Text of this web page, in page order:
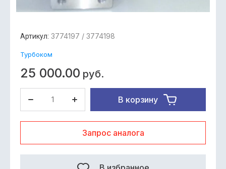
Артикул: 3774197 / 3774198
Турбоком
25 000.00 руб.
В корзину
Запрос аналога